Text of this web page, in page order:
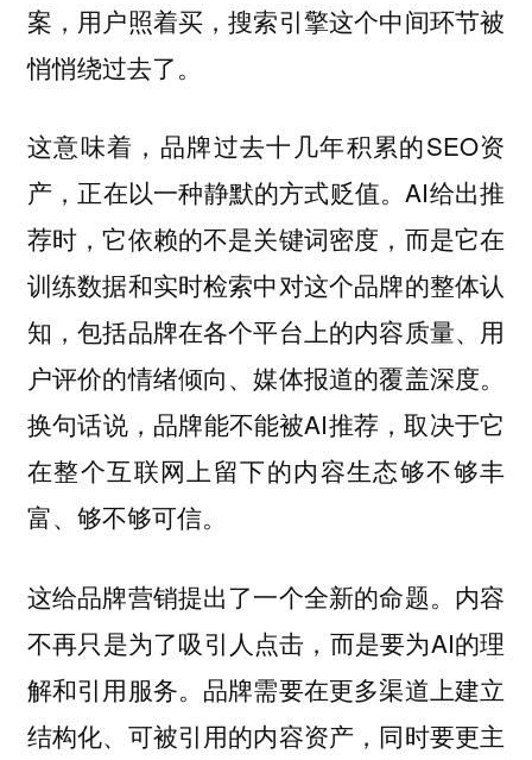
案，用户照着买，搜索引擎这个中间环节被
悄悄绕过去了。
这意味着，品牌过去十几年积累的SEO资
产，正在以一种静默的方式贬值。AI给出推
荐时，它依赖的不是关键词密度，而是它在
训练数据和实时检索中对这个品牌的整体认
知，包括品牌在各个平台上的内容质量、用
户评价的情绪倾向、媒体报道的覆盖深度。
换句话说，品牌能不能被AI推荐，取决于它
在整个互联网上留下的内容生态够不够丰
富、够不够可信。
这给品牌营销提出了一个全新的命题。内容
不再只是为了吸引人点击，而是要为AI的理
解和引用服务。品牌需要在更多渠道上建立
结构化、可被引用的内容资产，同时要更主